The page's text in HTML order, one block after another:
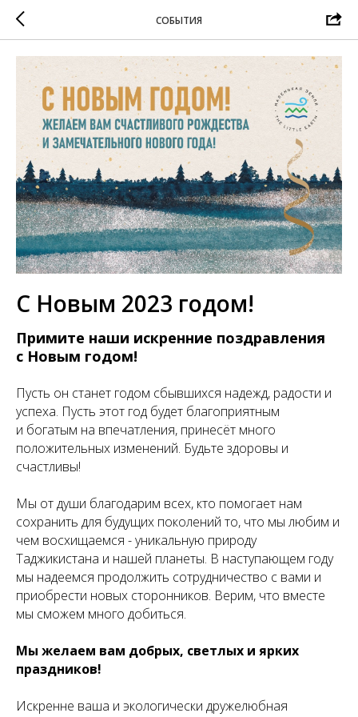
СОБЫТИЯ
С Новым 2023 годом!
Примите наши искренние поздравления
с Новым годом!
Пусть он станет годом сбывшихся надежд, радости и
успеха. Пусть этот год будет благоприятным
и богатым на впечатления, принесёт много
положительных изменений. Будьте здоровы и
счастливы!
Мы от души благодарим всех, кто помогает нам
сохранить для будущих поколений то, что мы любим и
чем восхищаемся - уникальную природу
Таджикистана и нашей планеты. В наступающем году
мы надеемся продолжить сотрудничество с вами и
приобрести новых сторонников. Верим, что вместе
мы сможем много добиться.
Мы желаем вам добрых, светлых и ярких
праздников!
Искренне ваша и экологически дружелюбная